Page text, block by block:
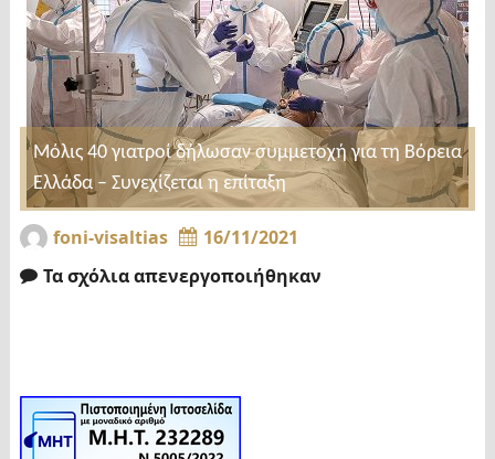
Μόλις 40 γιατροί δήλωσαν συμμετοχή για τη Βόρεια
Ελλάδα – Συνεχίζεται η επίταξη
foni-visaltias
16/11/2021
Τα σχόλια απενεργοποιήθηκαν